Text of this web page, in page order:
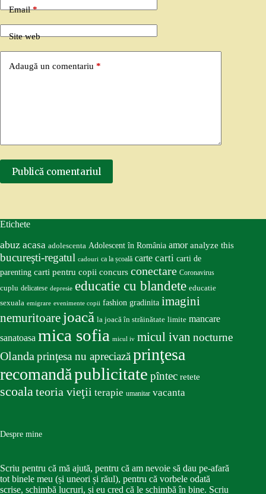
Email*
Site web
Adaugă un comentariu *
Publică comentariul
Etichete
abuz acasa adolescenta Adolescent în România amor analyze this
bucureşti-regatul cadouri ca la școală carte carti carti de
parenting carti pentru copii concurs conectare Coronavirus
cuplu delicatese depresie educatie cu blandete educatie
sexuala emigrare evenimente copii fashion gradinita imagini
nemuritoare joacă la joacă în străinătate limite mancare
sanatoasa mica sofia micul iv micul ivan nocturne
Olandaprinţesa nu apreciazăprinţesa
recomandăpublicitate pîntec retete
scoalateoria vieţii terapie umanitar vacanta
Despre mine
Scriu pentru că mă ajută, pentru că am nevoie să dau pe-afară
tot binele meu (și uneori și răul), pentru că vorbele odată
scrise, schimbă lucruri, și eu cred că le schimbă în bine. Scriu